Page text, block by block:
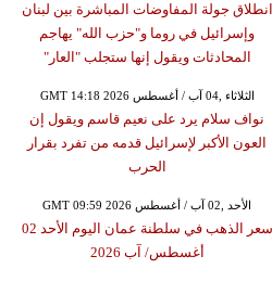
انطلاق جولة المفاوضات المباشرة بين لبنان
وإسرائيل في روما و"حزب الله" يهاجم
المحادثات ويقول إنها ستجلب "العار"
GMT 14:18 2026 الثلاثاء ,04 آب / أغسطس
نواف سلام يرد على نعيم قاسم ويقول إن
العون الأكبر لإسرائيل قدمه من تفرد بقرار
الحرب
GMT 09:59 2026 الأحد ,02 آب / أغسطس
سعر الذهب في سلطنة عمان اليوم الأحد 02
أغسطس/ آب 2026